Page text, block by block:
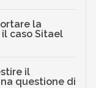
la
caso Sitael
il
questione di